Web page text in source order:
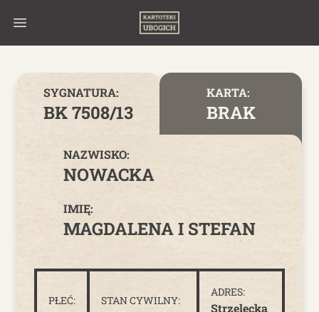
SYGNATURA:
BK 7508/13
KARTA:
BRAK
NAZWISKO:
NOWACKA
IMIĘ:
MAGDALENA I STEFAN
PŁEĆ: STAN CYWILNY:
ADRES:
Strzelecka